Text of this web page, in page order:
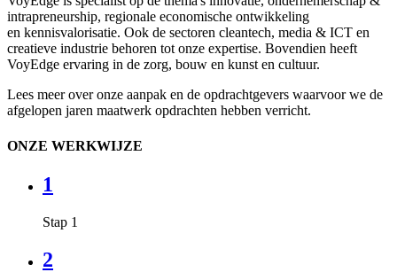
intrapreneurship, regionale economische ontwikkeling
en kennisvalorisatie. Ook de sectoren cleantech, media & ICT en
creatieve industrie behoren tot onze expertise. Bovendien heeft
VoyEdge ervaring in de zorg, bouw en kunst en cultuur.
Lees meer over onze aanpak en de opdrachtgevers waarvoor we de
afgelopen jaren maatwerk opdrachten hebben verricht.
ONZE WERKWIJZE
1
Stap 1
2